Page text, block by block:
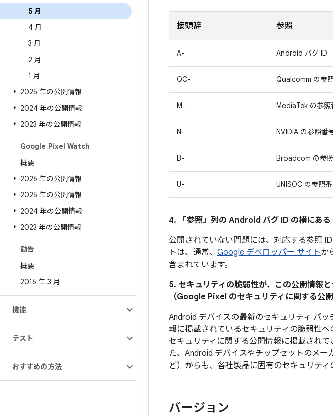
5 月
4 月
3 月
2 月
1 月
2025 年の公開情報
2024 年の公開情報
2023 年の公開情報
Google Pixel Watch
概要
2026 年の公開情報
2025 年の公開情報
2024 年の公開情報
2023 年の公開情報
勧告
概要
2016 年 3 月
機能
テスト
おすすめの方法
接頭辞 参照
A- Android バグ ID
QC- Qualcomm の参
M- MediaTek の参照
N- NVIDIA の参照番
B- Broadcom の参
U- UNISOC の参照
4. 「参照」 列の Android バグ ID の横にあ
公開されていない問題には、対応する参照
トは、通常、 Google デベロッパー サイトか
含まれています。
5. セキュリティの脆弱性が、この公開情報
（Google Pixel のセキュリティに関する公
Android デバイスの最新のセキュリティ パ
報に掲載されているセキュリティの脆弱性
セキュリティに関する公開情報に掲載され
た、Android デバイスやチップセットのメー
ど）からも、各社製品に固有のセキュリテ
バージョン